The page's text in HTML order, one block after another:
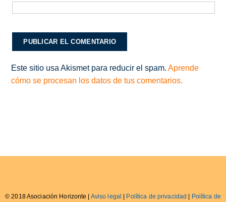
Este sitio usa Akismet para reducir el spam.Aprende
cómo se procesan los datos de tus comentarios.
© 2018 Asociación Horizonte | Aviso legal Política de privacidad Política de